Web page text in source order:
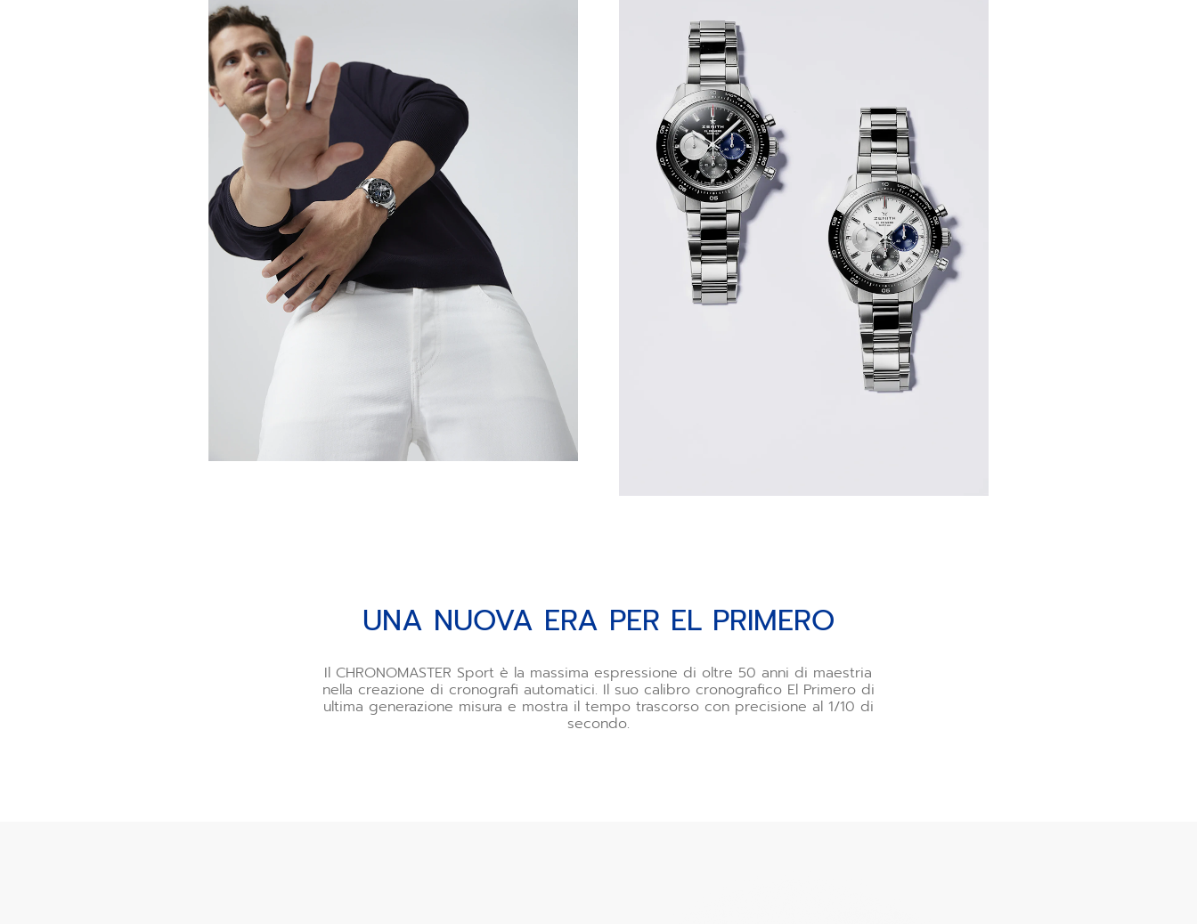
UNA NUOVA ERA PER EL PRIMERO
Il CHRONOMASTER Sport è la massima espressione di oltre 50 anni di maestria
nella creazione di cronografi automatici. Il suo calibro cronografico El Primero di
ultima generazione misura e mostra il tempo trascorso con precisione al 1/10 di
secondo.